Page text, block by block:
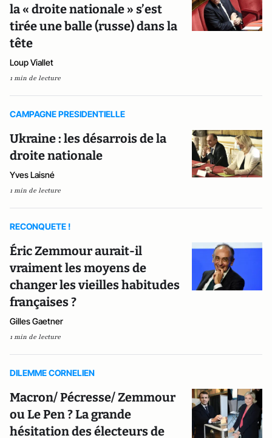
la « droite nationale » s’est
tirée une balle (russe) dans la
tête
Loup Viallet
1 min de lecture
CAMPAGNE PRESIDENTIELLE
Ukraine : les désarrois de la
droite nationale
Yves Laisné
1 min de lecture
RECONQUETE !
Éric Zemmour aurait-il
vraiment les moyens de
changer les vieilles habitudes
françaises ?
Gilles Gaetner
1 min de lecture
DILEMME CORNELIEN
Macron/ Pécresse/ Zemmour
ou Le Pen ? La grande
hésitation des électeurs de